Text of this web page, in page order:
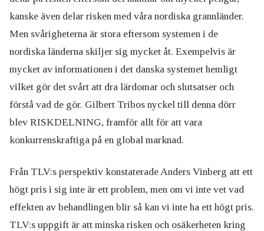
kanske även delar risken med våra nordiska grannländer.
Men svårigheterna är stora eftersom systemen i de
nordiska länderna skiljer sig mycket åt. Exempelvis är
mycket av informationen i det danska systemet hemligt
vilket gör det svårt att dra lärdomar och slutsatser och
förstå vad de gör. Gilbert Tribos nyckel till denna dörr
blev RISKDELNING, framför allt för att vara
konkurrenskraftiga på en global marknad.
Från TLV:s perspektiv konstaterade Anders Vinberg att ett
högt pris i sig inte är ett problem, men om vi inte vet vad
effekten av behandlingen blir så kan vi inte ha ett högt pris.
TLV:s uppgift är att minska risken och osäkerheten kring